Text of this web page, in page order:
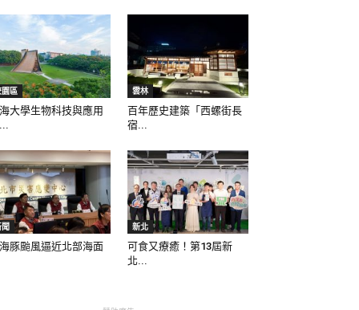
區
大學生物科技與應用
雲林
百年歷史建築「西螺街長
宿...
豚颱風逼近北部海面
新北
可食又療癒！第13屆新
北...